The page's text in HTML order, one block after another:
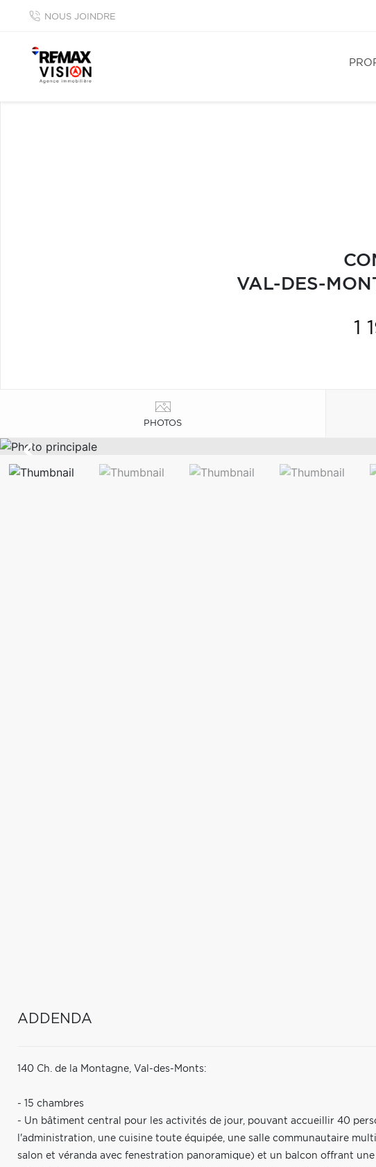
NOUS JOINDRE
VAL-DES-
1
PHOTOS
ADDENDA
140 Ch. de la Montagne, Val-des-Monts:
- 15 chambres
- Un bâtiment central pour les activités de jour, pouvant accueillir 40
l'administration, une cuisine toute équipée, une salle communautaire
salon et véranda avec fenestration panoramique) et un balcon offrant